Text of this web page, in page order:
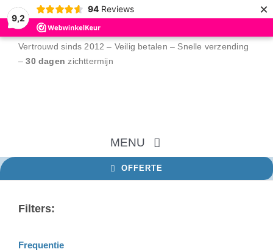
9,2
94 Reviews ×
Vertrouwd sinds 2012 – Veilig betalen – Snelle verzending
–30 dagen zichttermijn
MENU
OFFERTE
Filters:
Frequentie